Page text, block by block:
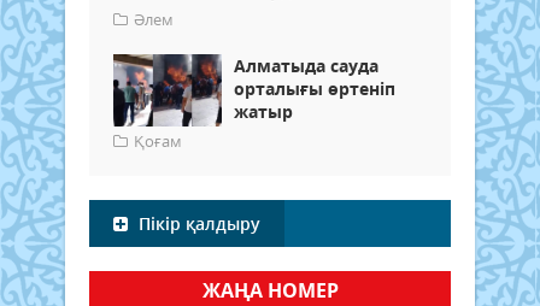
Әлем
Алматыда сауда
орталығы өртеніп
жатыр
Қоғам
Пікір қалдыру
ЖАҢА НОМЕР